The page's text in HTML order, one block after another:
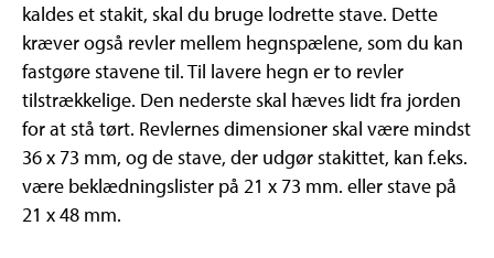
kaldes et stakit, skal du bruge lodrette stave. Dette
kræver også revler mellem hegnspælene, som du kan
fastgøre stavene til. Til lavere hegn er to revler
tilstrækkelige. Den nederste skal hæves lidt fra jorden
for at stå tørt. Revlernes dimensioner skal være mindst
36 x 73 mm, og de stave, der udgør stakittet, kan f.eks.
være beklædningslister på 21 x 73 mm. eller stave på
21 x 48 mm.